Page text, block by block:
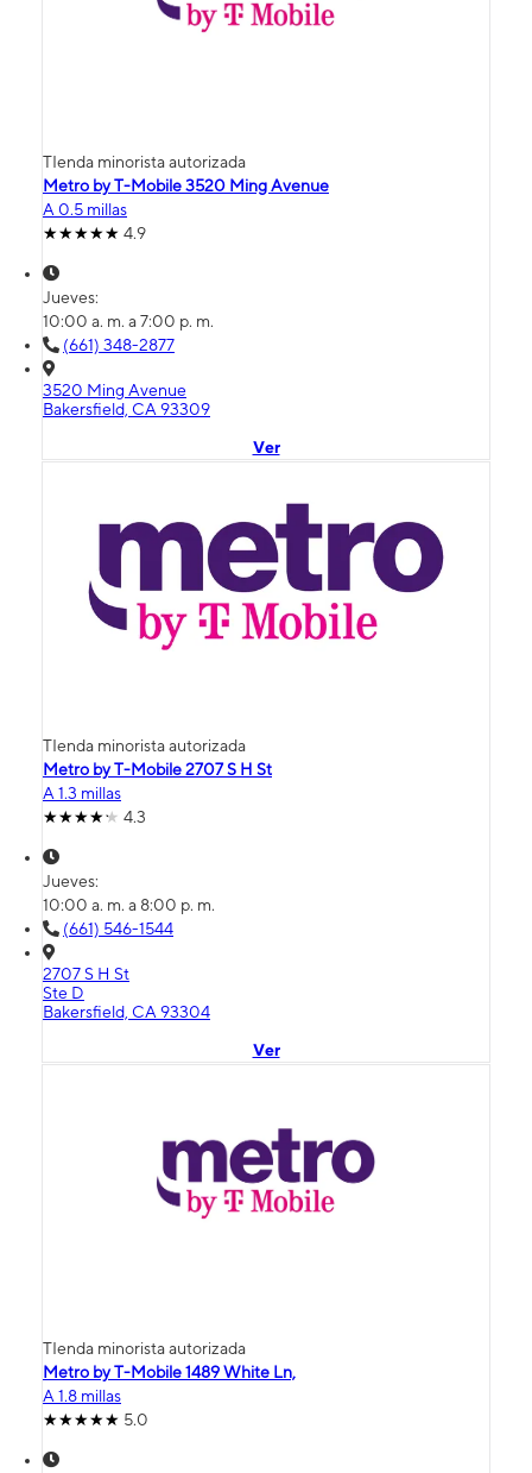
TIenda minorista autorizada
Metro by T-Mobile 3520 Ming Avenue
A 0.5 millas
4.9
Jueves:
10:00 a. m. a 7:00 p. m.
(661) 348-2877
3520 Ming Avenue
Bakersfield, CA 93309
Ver
TIenda minorista autorizada
Metro by T-Mobile 2707 S H St
A 1.3 millas
4.3
Jueves:
10:00 a. m. a 8:00 p. m.
(661) 546-1544
2707 S H St
Ste D
Bakersfield, CA 93304
Ver
TIenda minorista autorizada
Metro by T-Mobile 1489 White Ln,
A 1.8 millas
5.0